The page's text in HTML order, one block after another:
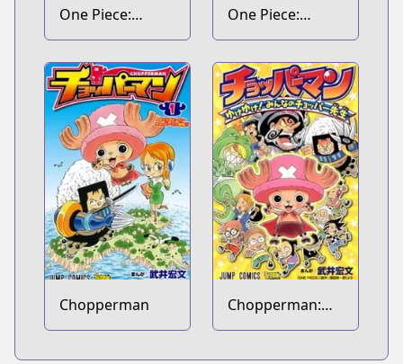
One Piece:
Strong World
One Piece:
Mugiwara
Daigekijou
Chopperman
Chopperman:
Yuke Yuke!